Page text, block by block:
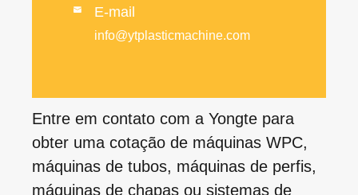
 E-mail
info@ytplasticmachine.com
Entre em contato com a Yongte para
obter uma cotação de máquinas WPC,
máquinas de tubos, máquinas de perfis,
máquinas de chapas ou sistemas de